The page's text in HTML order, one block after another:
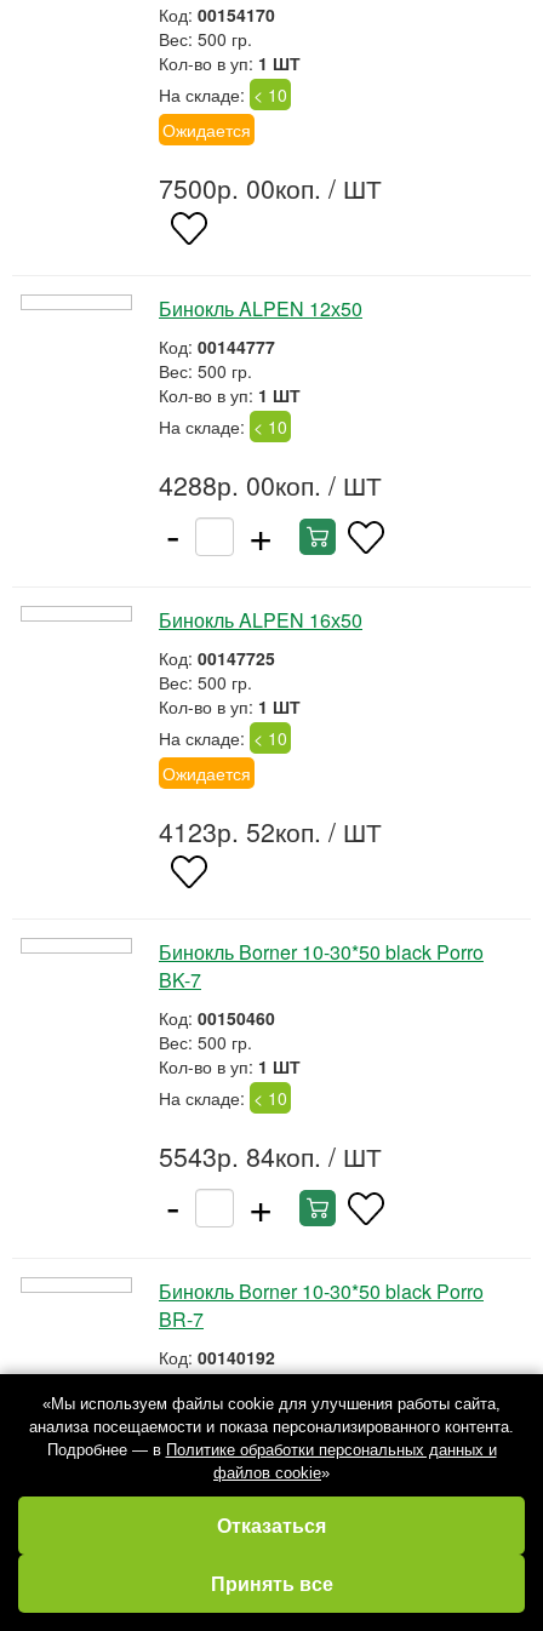
Избранное Кабинет
Код: 00154170
Вес: 500 гр.
Кол-во в уп: 1 ШТ
На складе: < 10
Ожидается
7500р. 00коп. / ШТ
Бинокль ALPEN 12х50
Код: 00144777
Вес: 500 гр.
Кол-во в уп: 1 ШТ
На складе: < 10
4288р. 00коп. / ШТ
- +
Бинокль ALPEN 16х50
Код: 00147725
Вес: 500 гр.
Кол-во в уп: 1 ШТ
На складе: < 10
Ожидается
4123р. 52коп. / ШТ
Бинокль Borner 10-30*50 black Porro
BK-7
Код: 00150460
Вес: 500 гр.
Кол-во в уп: 1 ШТ
На складе: < 10
5543р. 84коп. / ШТ
- +
Бинокль Borner 10-30*50 black Porro
BR-7
Код: 00140192
Вес: 500 гр.
Кол-во в уп:1 ШТ
На складе:< 10
6410р. 73коп./ ШТ
+
«Мы используем файлы cookie для улучшения работы сайта,
анализа посещаемости и показа персонализированного контента.
Подробнее — в Политике обработки персональных данных и
файлов cookie»
Отказаться
Принять все